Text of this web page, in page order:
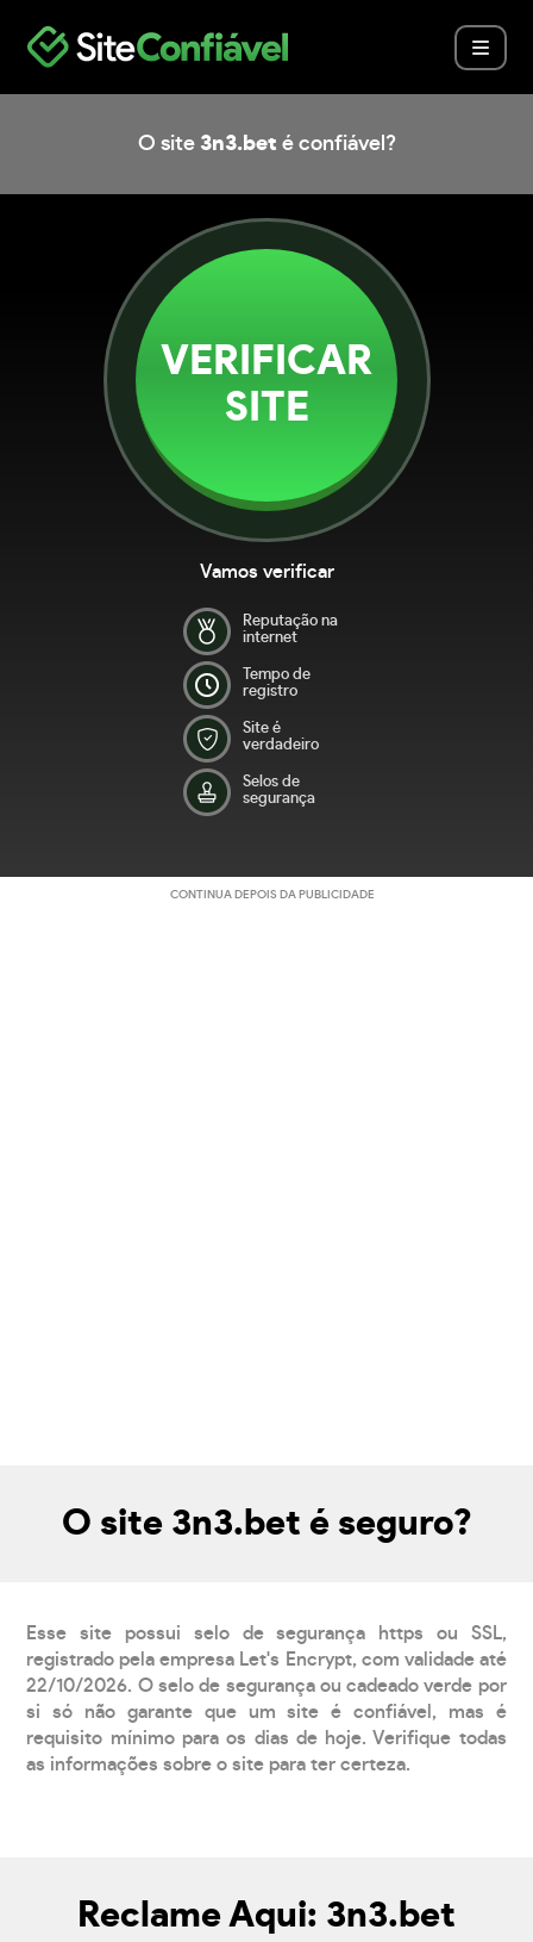
O site 3n3.bet é confiável?
VERIFICAR
SITE
Vamos verificar
Reputação na
internet
Tempo de
registro
Site é
verdadeiro
Selos de
segurança
CONTINUA DEPOIS DA PUBLICIDADE
O site 3n3.bet é seguro?
Esse site possui selo de segurança https ou SSL,
registrado pela empresa Let's Encrypt, com validade até
22/10/2026. O selo de segurança ou cadeado verde por
si só não garante que um site é confiável, mas é
requisito mínimo para os dias de hoje. Verifique todas
as informações sobre o site para ter certeza.
Reclame Aqui: 3n3.bet